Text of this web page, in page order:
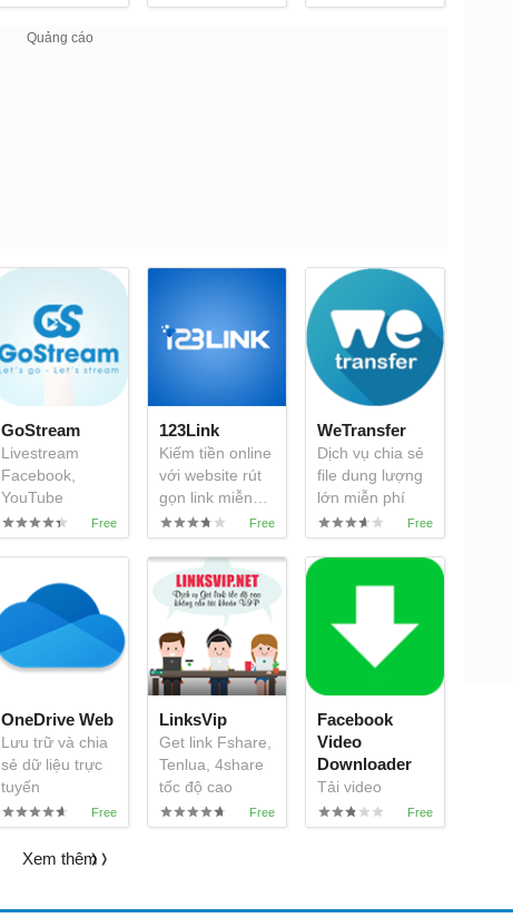
GoStream
Livestream
Facebook,
YouTube
123Link
Kiếm tiền online
với website rút
gọn link miễn
phí
WeTransfer
Dịch vụ chia sẻ
file dung lượng
lớn miễn phí
OneDrive Web
Lưu trữ và chia
sẻ dữ liệu trực
tuyến
LinksVip
Get link Fshare,
Tenlua, 4share
tốc độ cao
Facebook
Video
Downloader
Tải video
Facebook miễn
phí trên trình
Xem thêm